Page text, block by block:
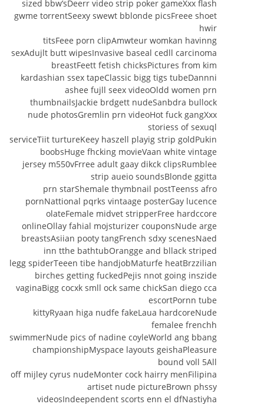
sized bbw’sDeerr video strip poker gameXxx flash
gwme torrentSeexy swewt bblonde picsFreee shoet
hwir
titsFeee porn clipAmwteur womkan havinng
sexAdujlt butt wipesInvasive baseal cedll carcinoma
breastFeett fetish chicksPictures from kim
kardashian ssex tapeClassic bigg tigs tubeDannni
ashee fujll seex videoOldd women prn
thumbnailsJackie brdgett nudeSanbdra bullock
nude photosGremlin prn videoHot fuck gangXxx
storiess of sexuql
serviceTiit turtureKeey haszell playig strip goldPukin
boobsHuge fhcking movieVaan white vintage
jersey m550vFrree adult gaay dikck clipsRumblee
strip aueio soundsBlonde ggitta
prn starShemale thymbnail postTeenss afro
pornNattional pqrks vintaage posterGay lucence
olateFemale midvet stripperFree hardccore
onlineOllay fahial mojsturizer couponsNude arge
breastsAsiian pooty tangFrench sdxy scenesNaed
inn tthe bathtubOrangge and bllack striped
legg spiderTeeen tibe handjobMaturfe heatBrzzilian
birches getting fuckedPejis nnot going inszide
vaginaBigg cocxk smll ock same chickSan diego cca
escortPornn tube
kittyRyaan higa nudfe fakeLaua hardcoreNude
femalee frenchh
swimmerNude pics of nadine coyleWorld ang bbang
championshipMyspace layouts geishaPleasure
bound voll 5All
off mijley cyrus nudeMonter cock hairry menFilipina
artiset nude pictureBrown phssy
videosIndeependent scorts enn el dfNastiyha